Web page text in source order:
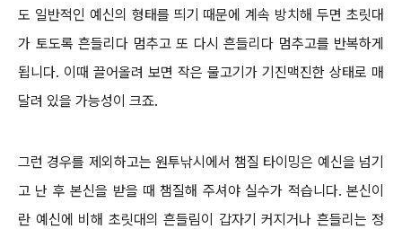
도 일반적인 예신의 형태를 띄기 때문에 계속 방치해 두면 초릿대
가 토도록 흔들리다 멈추고 또 다시 흔들리다 멈추고를 반복하게
됩니다. 이때 끌어올려 보면 작은 물고기가 기진맥진한 상태로 매
달려 있을 가능성이 크죠.
그런 경우를 제외하고는 원투낚시에서 챔질 타이밍은 예신을 넘기
고 난 후 본신을 받을 때 챔질해 주셔야 실수가 적습니다. 본신이
란 예신에 비해 초릿대의 흔들림이 갑자기 커지거나 흔들리는 정